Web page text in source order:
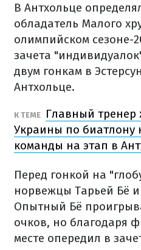
В Антхольце
обладатель Малого
олимпийском сезоне-
зачета
двум гонкам в
Антхольце.
К ТЕМЕ
Главный тренер
Украины по биатлону
команды на этап в
Перед гонкой на
норвежцы Тарьей Бё
Опытный Бё
очков, но благодаря
месте опередил в